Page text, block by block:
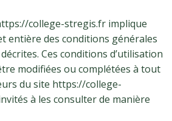
college-stregis.fr implique
entière des conditions générales
Ces conditions d’utilisation
modifiées ou complétées à tout
du site https://college-
à les consulter de manière